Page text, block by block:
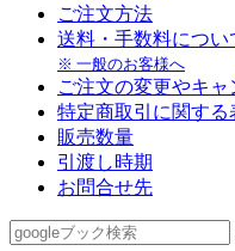
ご注文方法
送料・手数料につい
※ 一般のお客様へ
ご注文の変更やキャ
特定商取引に関する
販売数量
引渡し時期
お問合せ先